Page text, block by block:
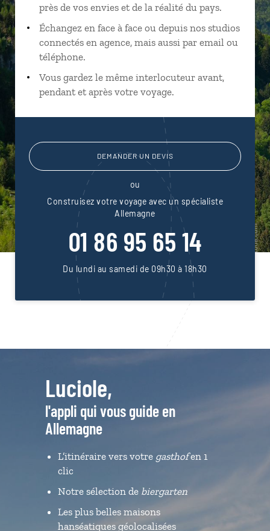
près de vos envies et de la réalité du pays.
Échangez en face à face ou depuis nos studios
connectés en agence, mais aussi par email ou
téléphone.
Vous gardez le même interlocuteur avant,
pendant et après votre voyage.
DEMANDER UN DEVIS
ou
Construisez votre voyage avec un spécialiste
Allemagne
01 86 95 65 14
Du lundi au samedi de 09h30 à 18h30
Luciole,
l'appli qui vous guide en
Allemagne
L’itinéraire vers votre gasthofen 1
clic
Notre sélection de biergarten
Les plus belles maisons
hanséatiques géolocalisées